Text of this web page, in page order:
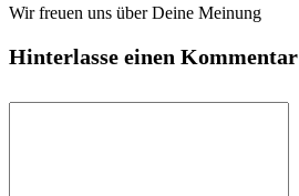
Wir freuen uns über Deine Meinung
Hinterlasse einen Kommentar